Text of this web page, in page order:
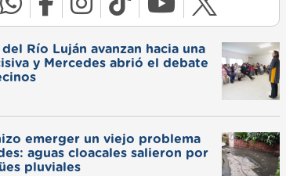
del Río Luján avanzan hacia una
y Mercedes abrió el debate
emerger un viejo problema
aguas cloacales salieron por
pluviales